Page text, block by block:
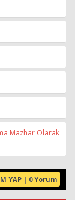
Mazhar Olarak
YAP | 0 Yorum